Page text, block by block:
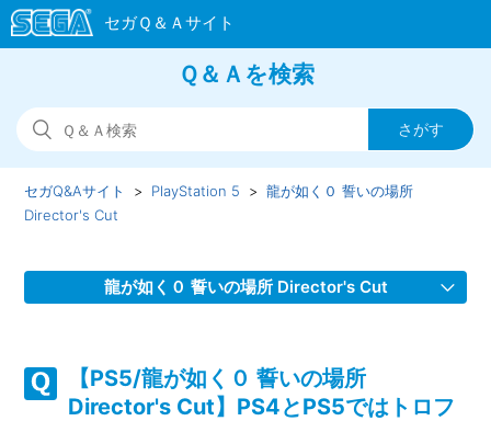
Ｑ＆Ａを検索
セガQ&Aサイト PlayStation 5
龍が如く０ 誓いの場所
Director's Cut
龍が如く０ 誓いの場所 Director's Cut
ヒートゲージが溜まらなくなる等の効果をもつ装備品はあり
ますか
【PS5/龍が如く０ 誓いの場所
Director's Cut】PS4とPS5ではトロフ